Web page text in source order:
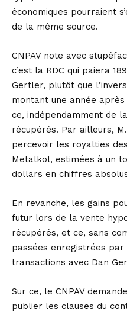
économiques pourraient
de la même source.
CNPAV note avec
c’est la RDC qui paiera
Gertler, plutôt que
montant une année
ce, indépendamment de
récupérés. Par ailleurs,
percevoir les royalties
Metalkol, estimées à un
dollars en chiffres
En revanche, les gains
futur lors de la vente
récupérés, et ce, sans
passées enregistrées
transactions avec Dan
Sur ce, le CNPAV
publier les clauses du